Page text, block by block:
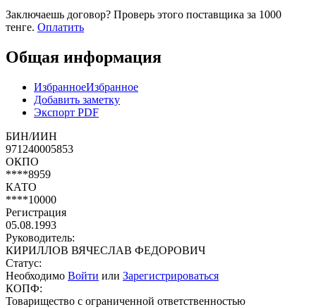
Заключаешь договор? Проверь этого поставщика за 1000
тенге. Оплатить
Общая информация
ИзбранноеИзбранное
Добавить заметку
Экспорт PDF
БИН/ИИН
971240005853
ОКПО
****8959
КАТО
****10000
Регистрация
05.08.1993
Руководитель:
КИРИЛЛОВ ВЯЧЕСЛАВ ФЕДОРОВИЧ
Статус:
Необходимо Войти или Зарегистрироваться
КОПФ:
Товарищество с ограниченной ответственностью